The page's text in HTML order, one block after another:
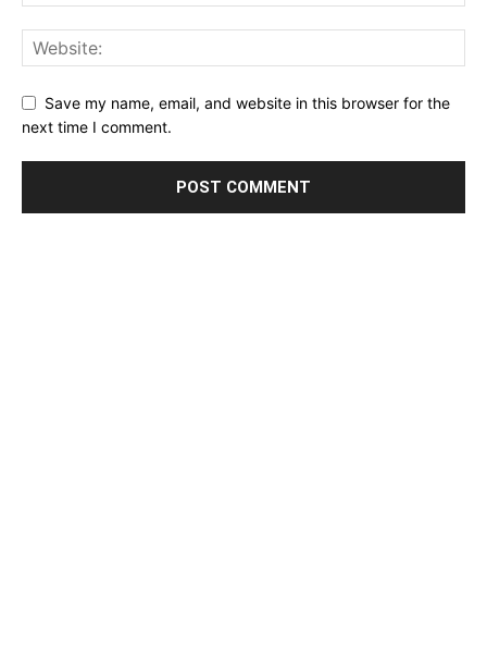
Save my name, email, and website in this browser for the
next time I comment.